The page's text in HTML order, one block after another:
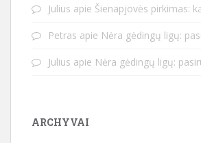
Julius apie Šienapjovės pirkimas:
Petras apie Nėra gėdingų ligų:
Julius apie Nėra gėdingų ligų:
ARCHYVAI